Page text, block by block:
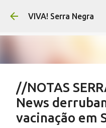
Pular para o
VIVA! Serra Negra
//NOTAS
News
vacinação em